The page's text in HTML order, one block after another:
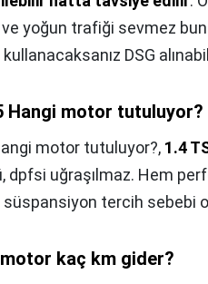
ve yoğun trafiği sevmez
DSG
Hangi motor tutuluyor?
motor tutuluyor?, 1.4
dpfsi uğraşılmaz. Hem
süspansiyon tercih sebebi
kaç km gider?